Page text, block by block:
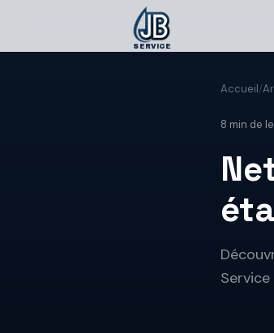
SERVICE
Accueil/
8 min de